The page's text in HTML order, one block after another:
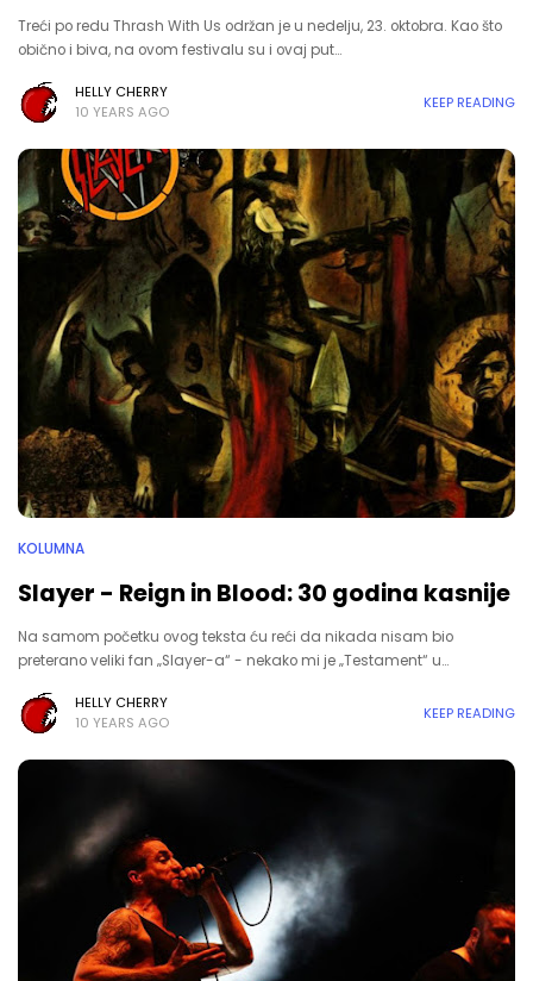
Treći po redu Thrash With Us održan je u nedelju, 23. oktobra. Kao što
obično i biva, na ovom festivalu su i ovaj put…
HELLY CHERRY
10 YEARS AGO
KEEP READING
KOLUMNA
Slayer - Reign in Blood: 30 godina kasnije
Na samom početku ovog teksta ću reći da nikada nisam bio
preterano veliki fan „Slayer-a“ - nekako mi je „Testament“ u…
HELLY CHERRY
10 YEARS AGO
KEEP READING